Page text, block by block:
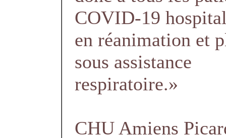
COVID-19
en réanimation et
sous assistance
respiratoire.»
CHU Amiens